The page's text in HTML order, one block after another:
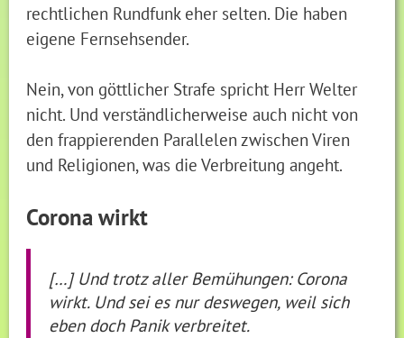
rechtlichen Rundfunk eher selten. Die haben
eigene Fernsehsender.
Nein, von göttlicher Strafe spricht Herr Welter
nicht. Und verständlicherweise auch nicht von
den frappierenden Parallelen zwischen Viren
und Religionen, was die Verbreitung angeht.
Corona wirkt
[…] Und trotz aller Bemühungen: Corona
wirkt. Und sei es nur deswegen, weil sich
eben doch Panik verbreitet.